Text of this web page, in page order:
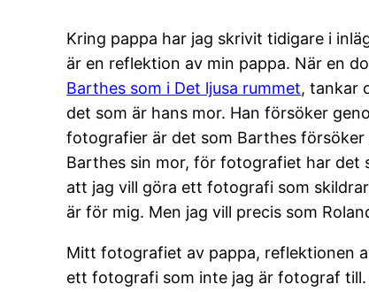
Kring pappa har jag skrivit tidigare i
är en reflektion av min pappa. När en
Barthes som i Det ljusa rummet, tankar
det som är hans mor. Han försöker
fotografier är det som Barthes
Barthes sin mor, för fotografiet har det
att jag vill göra ett fotografi som
är för mig. Men jag vill precis som
Mitt fotografiet av pappa, reflektionen
ett fotografi som inte jag är fotograf